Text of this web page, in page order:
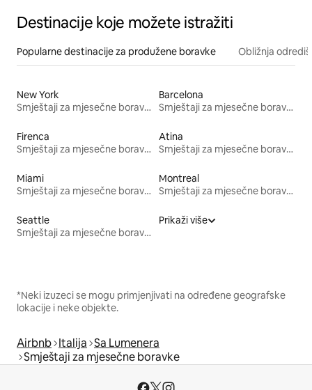
Destinacije koje možete istražiti
Popularne destinacije za produžene boravke Obližnja
New York
Smještaji za mjesečne boravke
Barcelona
Smještaji za mjesečne boravke
Firenca
Smještaji za mjesečne boravke
Atina
Smještaji za mjesečne boravke
Miami
Smještaji za mjesečne boravke
Montreal
Smještaji za mjesečne boravke
Seattle
Smještaji za mjesečne boravke
Prikaži više
*Neki izuzeci se mogu primjenjivati na određene geografske
lokacije i neke objekte.
Airbnb Italija Sa Lumenera
Smještaji za mjesečne boravke